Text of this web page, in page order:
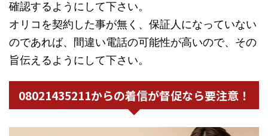
確認するようにして下さい。
オリコを契約した事が無く、保証人になっていない
のであれば、間違い電話の可能性が高いので、その
旨伝えるようにして下さい。
08021435211からの着信が督促なら要注意！